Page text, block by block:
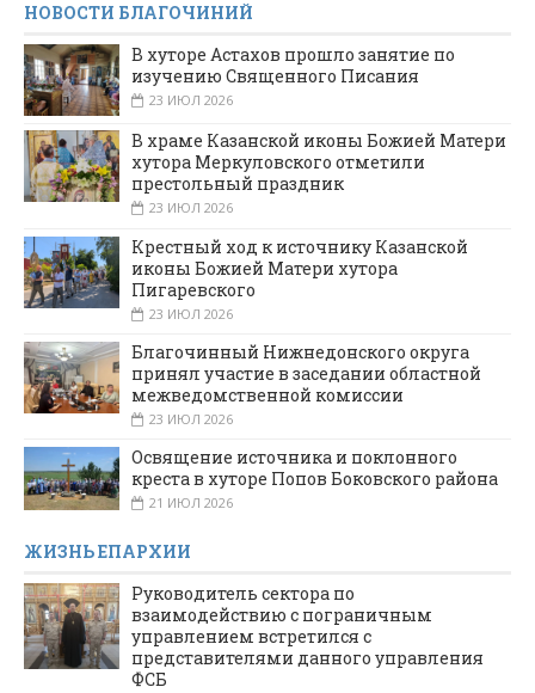
НОВОСТИ БЛАГОЧИНИЙ
В хуторе Астахов прошло занятие по
изучению Священного Писания
23 ИЮЛ 2026
В храме Казанской иконы Божией Матери
хутора Меркуловского отметили
престольный праздник
23 ИЮЛ 2026
Крестный ход к источнику Казанской
иконы Божией Матери хутора
Пигаревского
23 ИЮЛ 2026
Благочинный Нижнедонского округа
принял участие в заседании областной
межведомственной комиссии
23 ИЮЛ 2026
Освящение источника и поклонного
креста в хуторе Попов Боковского района
21 ИЮЛ 2026
ЖИЗНЬ ЕПАРХИИ
Руководитель сектора по
взаимодействию с пограничным
управлением встретился с
представителями данного управления
ФСБ